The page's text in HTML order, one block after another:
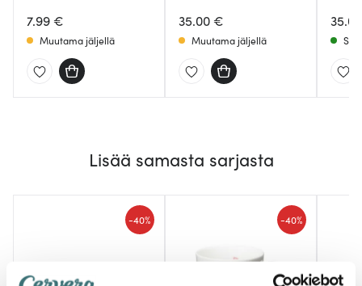
7.99 €
Muutama jäljellä
35.00 €
Muutama jäljellä
Lisää samasta sarjasta
-40% -40%